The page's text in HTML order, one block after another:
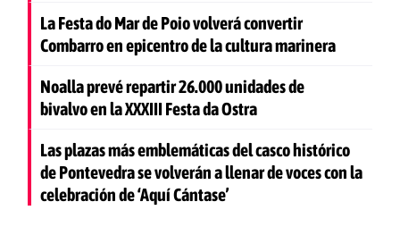
La Festa do Mar de Poio volverá convertir
Combarro en epicentro de la cultura marinera
Noalla prevé repartir 26.000 unidades de
bivalvo en la XXXIII Festa da Ostra
Las plazas más emblemáticas del casco histórico
de Pontevedra se volverán a llenar de voces con la
celebración de ‘Aquí Cántase’